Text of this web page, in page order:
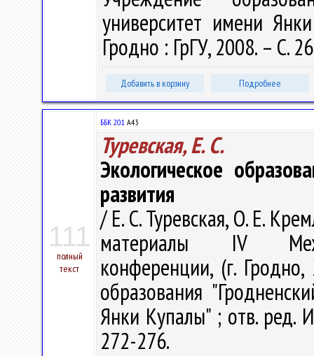
университет имени
Гродно : ГрГУ, 2008. – С.
Добавить в корзину Подробнее
111
полный
текст
ББК 20.1 А43
Туревская, Е. С.
Экологическое
развития
/ Е. С. Туревская, О. Е.
материалы IV
конференции, (г.
образования
Янки Купалы" ; отв. ред.
272-276.